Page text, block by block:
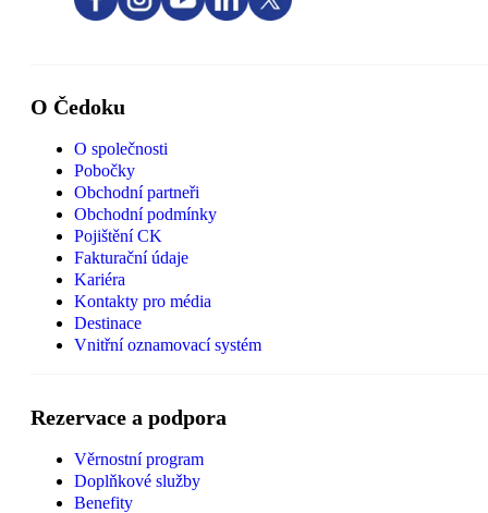
O Čedoku
O společnosti
Pobočky
Obchodní partneři
Obchodní podmínky
Pojištění CK
Fakturační údaje
Kariéra
Kontakty pro média
Destinace
Vnitřní oznamovací systém
Rezervace a podpora
Věrnostní program
Doplňkové služby
Benefity